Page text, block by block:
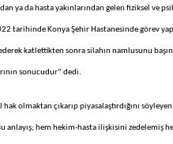
ya da hasta yakınlarından gelen fiziksel ve
tarihinde Konya Şehir Hastanesinde görev
katlettikten sonra silahın namlusunu
sonucudur” dedi.
olmaktan çıkarıp piyasalaştırdığını
hem hekim-hasta ilişkisini zedelemiş